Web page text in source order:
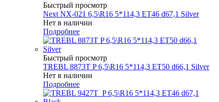
Быстрый просмотр
Next NX-021 6,5\R16 5*114,3 ET46 d67,1 Silver
Нет в наличии
Подробнее
Быстрый просмотр
TREBL 8873T P 6,5\R16 5*114,3 ET50 d66,1 Silver
Нет в наличии
Подробнее